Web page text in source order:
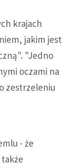
krajach
jakim jest
"Jedno
oczami na
zestrzeleniu
- że